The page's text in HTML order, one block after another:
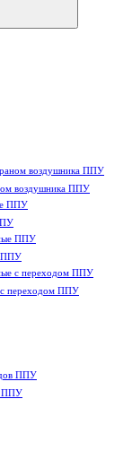
воздушника ППУ
ППУ
с переходом ППУ
ППУ